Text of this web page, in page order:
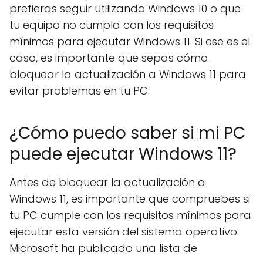
prefieras seguir utilizando Windows 10 o que
tu equipo no cumpla con los requisitos
mínimos para ejecutar Windows 11. Si ese es el
caso, es importante que sepas cómo
bloquear la actualización a Windows 11 para
evitar problemas en tu PC.
¿Cómo puedo saber si mi PC
puede ejecutar Windows 11?
Antes de bloquear la actualización a
Windows 11, es importante que compruebes si
tu PC cumple con los requisitos mínimos para
ejecutar esta versión del sistema operativo.
Microsoft ha publicado una lista de